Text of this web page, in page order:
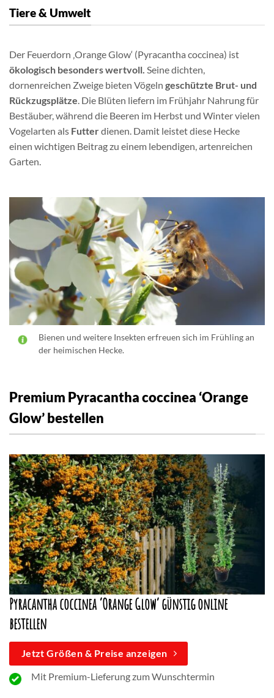
Tiere & Umwelt
Der Feuerdorn ‚Orange Glow‘ (Pyracantha coccinea) ist
ökologisch besonders wertvoll. Seine dichten,
dornenreichen Zweige bieten Vögeln geschützte Brut- und
Rückzugsplätze . Die Blüten liefern im Frühjahr Nahrung für
Bestäuber, während die Beeren im Herbst und Winter vielen
Vogelarten als Futterdienen. Damit leistet diese Hecke
einen wichtigen Beitrag zu einem lebendigen, artenreichen
Garten.
Bienen und weitere Insekten erfreuen sich im Frühling an
der heimischen Hecke.
Premium Pyracantha coccinea ‘Orange
Glow’ bestellen
Pyracantha coccinea ‘Orange Glow’günstig online
bestellen
Jetzt Größen & Preise anzeigen
Mit Premium-Lieferung zum Wunschtermin